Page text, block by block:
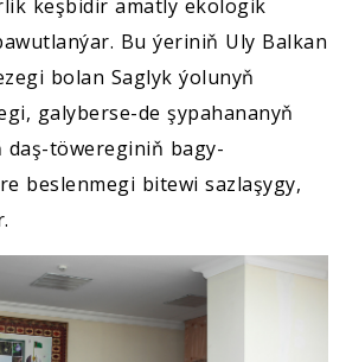
keşbidir amatly ekologik
Bu ýeriniň Uly Balkan
bolan Saglyk ýolunyň
galyberse-de şypahananyň
daş-töwereginiň bagy-
beslenmegi bitewi sazlaşygy,